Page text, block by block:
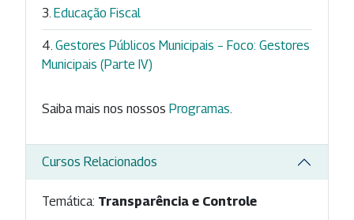
Educação Fiscal
Gestores Públicos Municipais – Foco: Gestores
Municipais (Parte IV)
Saiba mais nos nossos Programas
Cursos Relacionados
Temática: Transparência e Controle